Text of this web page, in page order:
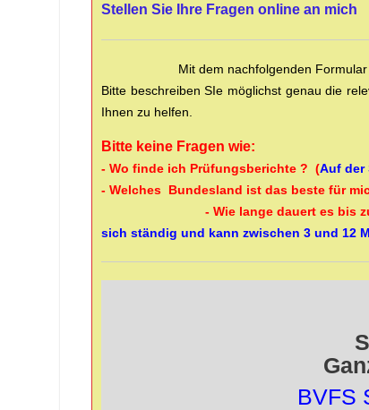
Stellen Sie Ihre Fragen online an mich
Mit dem nachfolgenden
Bitte beschreiben SIe möglichst genau die
Ihnen zu helfen.
Bitte keine Fragen wie:
- Wo finde ich Prüfungsberichte ? (Auf der
- Welches Bundesland ist das beste für
- Wie lange dauert es bis
sich ständig und kann zwischen 3 und 12
BVFS